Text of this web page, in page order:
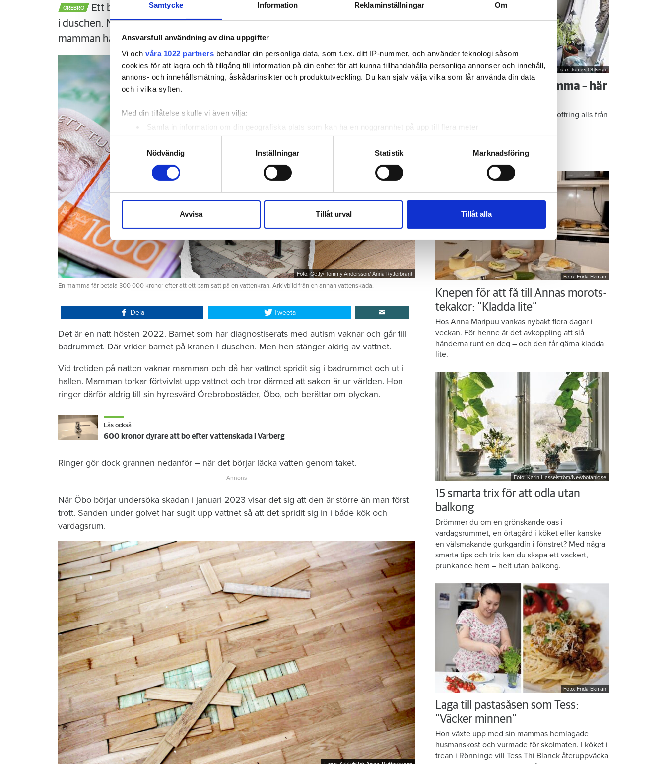
Samtycke Information Reklaminställningar Om
Ansvarsfull användning av dina uppgifter
Vi och våra 1022 partners behandlar din personliga data, som t.ex. ditt IP-nummer, och använder teknologi såsom
cookies för att lagra och få tillgång till information på din enhet för att kunna tillhandahålla personliga annonser och innehåll,
annons- och innehållsmätning, åskådarinsikter och produktutveckling. Du kan själv välja vilka som får använda din data
och i vilka syften.
Med din tillåtelse skulle vi även vilja:
Samla in information om din geografiska plats som kan ha en noggrannhet på upp till flera meter
Identifiera din enhet genom att aktivt skanna den för specifika kännetecken (fingeravtryck)
Ta reda på mer om hur dina personliga uppgifter behandlas och ställ in dina preferenser i
detaljsektionen. Du kan ändra
eller dra tillbaka ditt samtycke när som helst från cookie-förklaringen.
sociala medier och analysera vår trafik. Vi vidarebefordrar även sådana identifierare och annan information från din enhet
till de sociala medier och annons- och analysföretag som vi samarbetar med. Dessa kan i sin tur kombinera informationen
Nödvändig
Inställningar Statistik Marknadsföring
Avvisa Tillåt urval Tillåt alla
ÖREBRO
Ett barn med särskilda behov går upp en natt och vrider på vattenkranen
i duschen. När mamman vaknar är det vatten i både badrum och hall. Det borde
mamman ha förhindrat menar Örebrobostäder.
Foto: Getty/ Tommy Andersson/ Anna Rytterbrant
En mamma får betala 300 000 kronor efter att ett barn satt på en vattenkran. Arkivbild från en annan vattenskada.
Dela Tweeta
Det är en natt hösten 2022. Barnet som har diagnostiserats med autism vaknar och går till
badrummet. Där vrider barnet på kranen i duschen. Men hen stänger aldrig av vattnet.
Vid tretiden på natten vaknar mamman och då har vattnet spridit sig i badrummet och ut i
hallen. Mamman torkar förtvivlat upp vattnet och tror därmed att saken är ur världen. Hon
ringer därför aldrig till sin hyresvärd Örebrobostäder, Öbo, och berättar om olyckan.
Läs också
600 kronor dyrare att bo efter vattenskada i Varberg
Ringer gör dock grannen nedanför – när det börjar läcka vatten genom taket.
När Öbo börjar undersöka skadan i januari 2023 visar det sig att den är större än man först
trott. Sanden under golvet har sugit upp vattnet så att det spridit sig in i både kök och
vardagsrum.
Foto: Tomas Ohlsson
Så sparar du vatten hemma – här
Knepen är enkla: ”Det är ingen uppoffring alls från
min sida”, säger Kristin Rydberg.
Tips & Råd
Foto: Frida Ekman
Knepen för att få till Annas morots-
tekakor: ”Kladda lite”
Hos Anna Maripuu vankas nybakt flera dagar i
veckan. För henne är det avkoppling att slå
händerna runt en deg – och den får gärna kladda
lite.
Foto: Karin Hasselström/Newbotanic.se
15 smarta trix för att odla utan
balkong
Drömmer du om en grönskande oas i
vardagsrummet, en örtagård i köket eller kanske
en välsmakande gurkgardin i fönstret? Med några
smarta tips och trix kan du skapa ett vackert,
prunkande hem – helt utan balkong.
Foto: Frida Ekman
Laga till pastasåsen som Tess:
”Väcker minnen”
Hon växte upp med sin mammas hemlagade
husmanskost och vurmade för skolmaten. I köket i
trean i Rönninge vill Tess Thi Blanck återuppväcka